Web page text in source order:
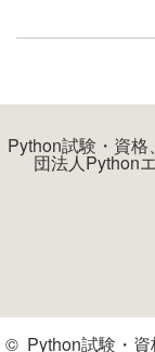
Python試験・資
団法人Python
© Python試験・